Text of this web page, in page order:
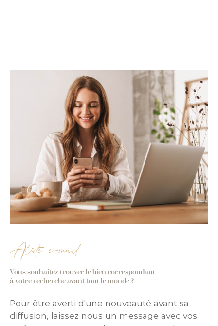
Alerte e-mail
Vous souhaitez trouver le bien correspondant
à votre recherche avant tout le monde ?
Pour être averti d'une nouveauté avant sa
diffusion, laissez nous un message avec vos